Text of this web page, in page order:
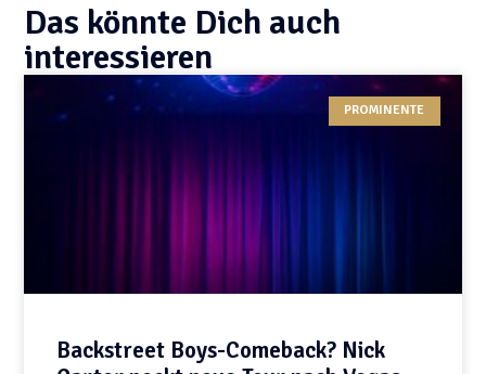
Das könnte Dich auch
interessieren
PROMINENTE
Backstreet Boys-Comeback? Nick